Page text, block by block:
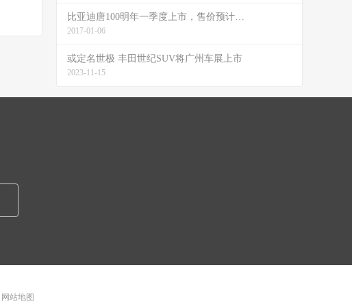
比亚迪唐100明年一季度上市，售价预计…
2017-01-06
或定名世极 丰田世纪SUV将广州车展上市
2023-11-15
网站地图